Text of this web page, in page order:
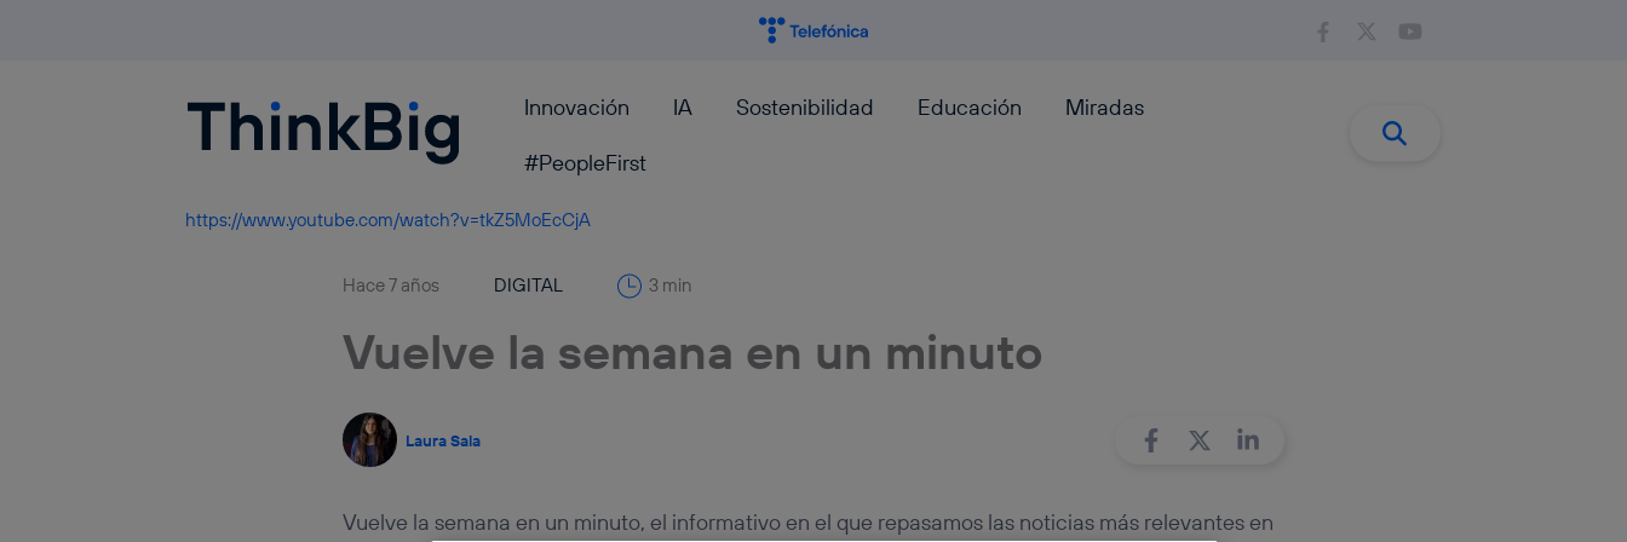
Blogthinkbig.com Innovación IA Sostenibilidad Educación
Miradas
#PeopleFirst
Buscar
https://www.youtube.com/watch?v=tkZ5MoEcCjA
Hace 7 años DIGITAL 3 min
Vuelve la semana en un minuto
Laura Sala
Vuelve la semana en un minuto, el informativo en el que repasamos las noticias más relevantes en